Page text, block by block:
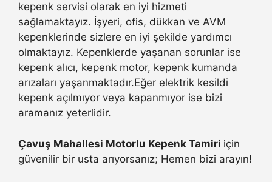
kepenk servisi olarak en iyi hizmeti
sağlamaktayız. İşyeri, ofis, dükkan ve AVM
kepenklerinde sizlere en iyi şekilde yardımcı
olmaktayız. Kepenklerde yaşanan sorunlar ise
kepenk alıcı, kepenk motor, kepenk kumanda
arızaları yaşanmaktadır.Eğer elektrik kesildi
kepenk açılmıyor veya kapanmıyor ise bizi
aramanız yeterlidir.
Çavuş Mahallesi Motorlu Kepenk Tamiri için
güvenilir bir usta arıyorsanız; Hemen bizi arayın!